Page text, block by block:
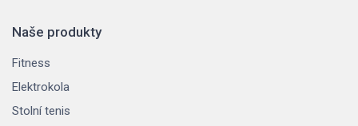
Naše produkty
Fitness
Elektrokola
Stolní tenis